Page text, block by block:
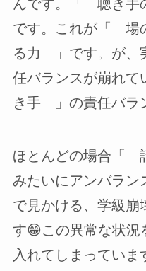
んです。「 聴き手
です。これが「
る力 」です。が、
任バランスが崩れ
き手 」の責任バラ
ほとんどの場合「
みたいにアンバラン
で見かける、学級崩
す😁この異常な状況
入れてしまっていま